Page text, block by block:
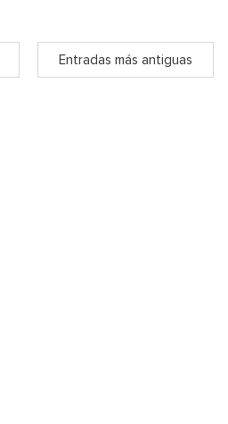
Entradas más antiguas